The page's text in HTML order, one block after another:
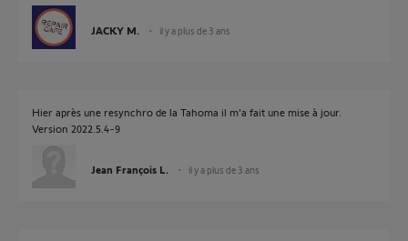
JACKY M. il y a plus de 3 ans
Hier après une resynchro de la Tahoma il m'a fait une mise à jour.
Version 2022.5.4-9
Jean François L. il y a plus de 3 ans